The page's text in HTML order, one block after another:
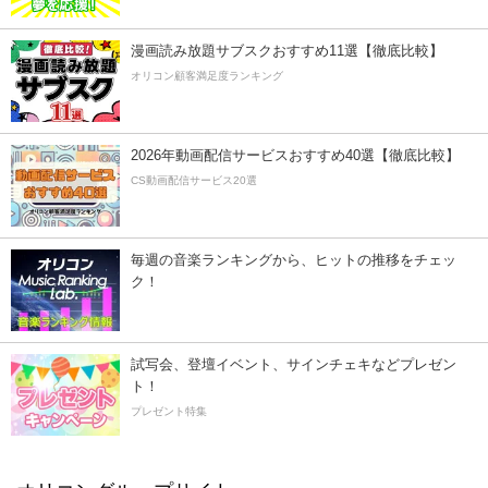
漫画読み放題サブスクおすすめ11選【徹底比較】
オリコン顧客満足度ランキング
2026年動画配信サービスおすすめ40選【徹底比較】
CS動画配信サービス20選
毎週の音楽ランキングから、ヒットの推移をチェッ
ク！
試写会、登壇イベント、サインチェキなどプレゼン
ト！
プレゼント特集